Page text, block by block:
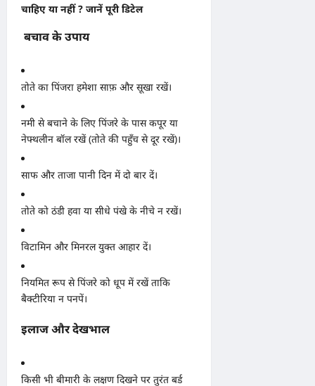
चाहिए या नहीं ? जानें पूरी डिटेल
बचाव के उपाय
तोते का पिंजरा हमेशा साफ़ और सूखा रखें।
नमी से बचाने के लिए पिंजरे के पास कपूर या
नेफ्थलीन बॉल रखें (तोते की पहुँच से दूर रखें)।
साफ और ताजा पानी दिन में दो बार दें।
तोते को ठंडी हवा या सीधे पंखे के नीचे न रखें।
विटामिन और मिनरल युक्त आहार दें।
नियमित रूप से पिंजरे को धूप में रखें ताकि
बैक्टीरिया न पनपें।
इलाज और देखभाल
किसी भी बीमारी के लक्षण दिखने पर तुरंत बर्ड